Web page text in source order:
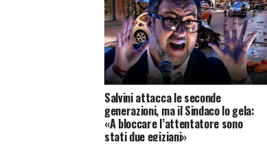
Salvini attacca le seconde
generazioni, ma il Sindaco lo gela:
«A bloccare l’attentatore sono
stati due egiziani»